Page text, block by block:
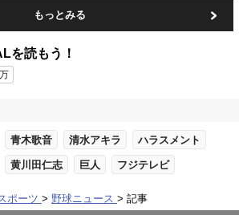
もっとみる
を読もう！
青木歌音 清水アキラ ハラスメント
黄川田仁志 巨人 フジテレビ
ポーツ 野球ニュース 記事